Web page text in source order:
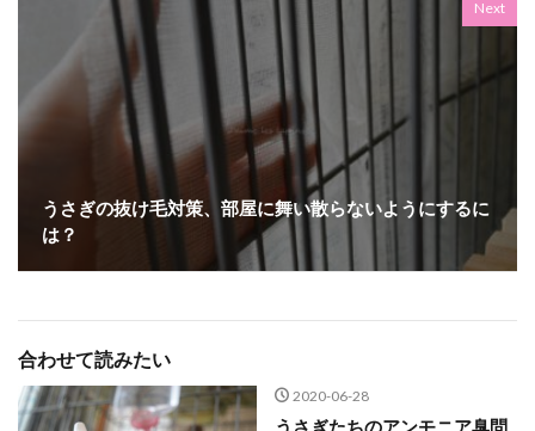
Next
うさぎの抜け毛対策、部屋に舞い散らないようにするに
は？
合わせて読みたい
2020-06-28
うさぎたちのアンモニア臭問